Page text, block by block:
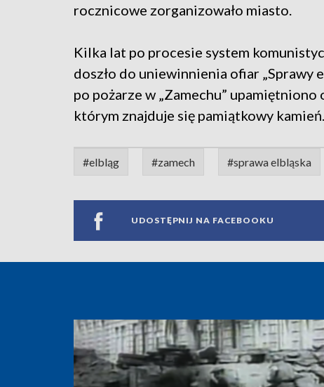
rocznicowe zorganizowało miasto.
Kilka lat po procesie system
doszło do uniewinnienia ofiar „Sprawy
po pożarze w „Zamechu”
którym znajduje się pamiątkowy kamień.
#elbląg #zamech #sprawa elbląska
UDOSTĘPNIJ NA FACEBOOKU